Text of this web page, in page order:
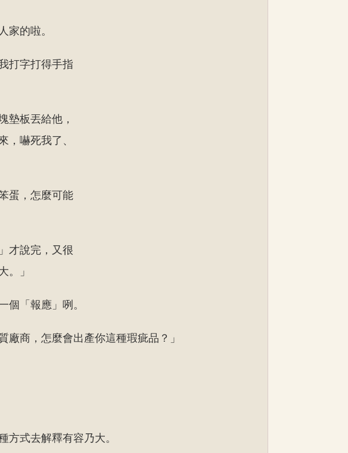
家的啦。
打字打得手指
墊板丟給他，
，嚇死我了、
蛋，怎麼可能
才說完，又很
。」
個「報應」咧。
商，怎麼會出產你這種瑕疵品？」
方式去解釋有容乃大。